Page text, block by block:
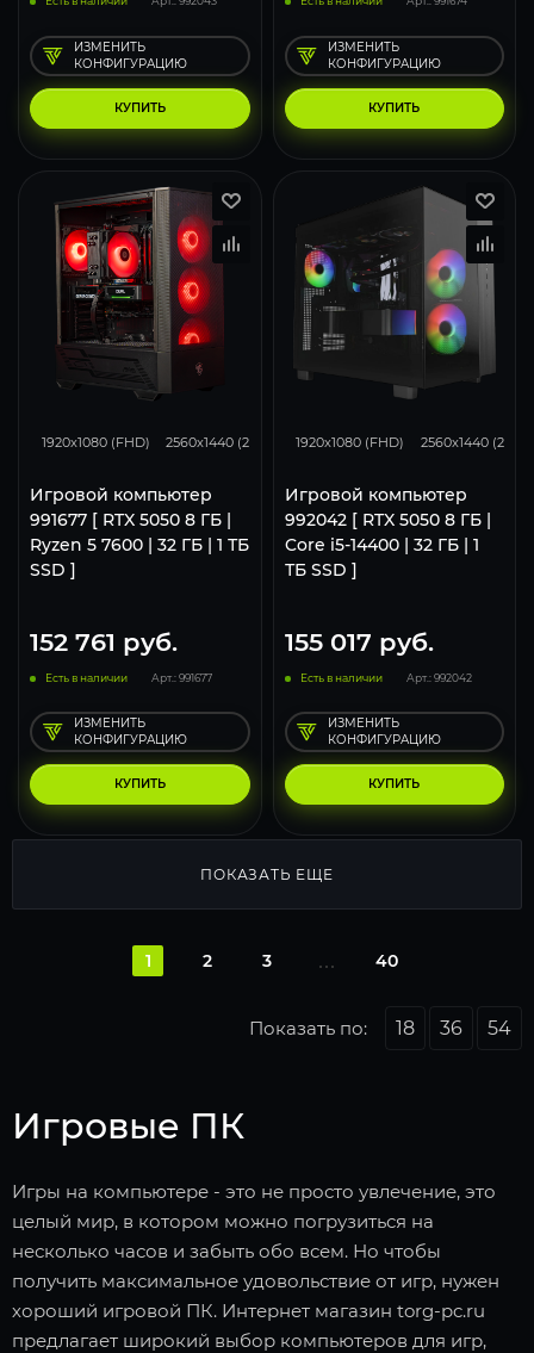
КУПИТЬ
ИЗМЕНИТЬ
КОНФИГУРАЦИЮ
КУПИТЬ
ИЗМЕНИТЬ
КОНФИГУРАЦИЮ
1920x1080 (FHD) 2560x1440 (2K) 3840x2160 (4K)
Игровой компьютер
991677 [ RTX 5050 8 ГБ |
Ryzen 5 7600 | 32 ГБ | 1 ТБ
SSD ]
152 761 руб.
Есть в наличии Арт.: 991677
КУПИТЬ
ИЗМЕНИТЬ
КОНФИГУРАЦИЮ
1920x1080 (FHD) 2560x1440 (2K)
Игровой компьютер
992042 [ RTX 5050 8 ГБ |
Core i5-14400 | 32 ГБ | 1
ТБ SSD ]
155 017 руб.
Есть в наличии Арт.: 992042
КУПИТЬ
ИЗМЕНИТЬ
КОНФИГУРАЦИЮ
ПОКАЗАТЬ ЕЩЕ
1 2 3 40
Показать по: 18 36 54
Игровые ПК
Игры на компьютере - это не просто увлечение, это
целый мир, в котором можно погрузиться на
несколько часов и забыть обо всем. Но чтобы
получить максимальное удовольствие от игр, нужен
хороший игровой ПК. Интернет магазин torg-pc.ru
предлагает широкий выбор компьютеров для игр,